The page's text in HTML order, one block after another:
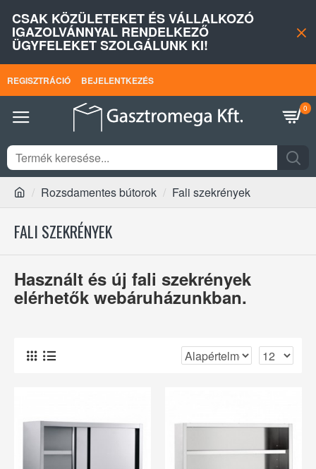
CSAK KÖZÜLETEKET ÉS VÁLLALKOZÓ
IGAZOLVÁNNYAL RENDELKEZŐ
ÜGYFELEKET SZOLGÁLUNK KI!
REGISZTRÁCIÓ BEJELENTKEZÉS
0
Rozsdamentes bútorok Fali szekrények
FALI SZEKRÉNYEK
Használt és új fali szekrények
elérhetők webáruházunkban.